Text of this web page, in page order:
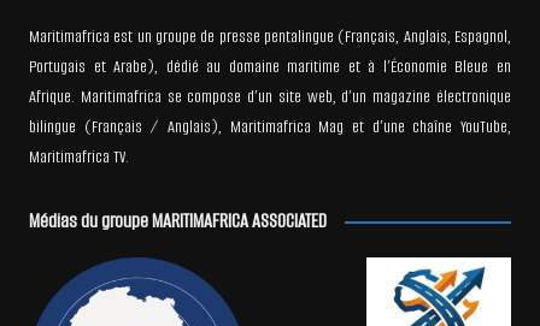
Maritimafrica est un groupe de presse pentalingue (Français, Anglais, Espagnol,
Portugais et Arabe), dédié au domaine maritime et à l’Économie Bleue en
Afrique. Maritimafrica se compose d’un site web, d’un magazine électronique
bilingue (Français / Anglais), Maritimafrica Mag et d’une chaîne YouTube,
Maritimafrica TV.
Médias du groupe MARITIMAFRICA ASSOCIATED